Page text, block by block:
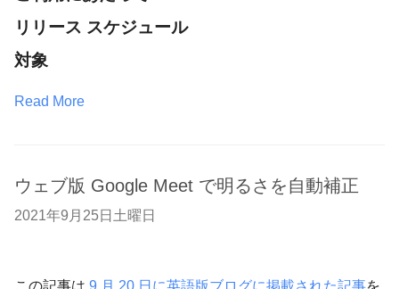
リリース スケジュール
対象
Read More
ウェブ版 Google Meet で明るさを自動補正
2021年9月25日土曜日
この記事は 9 月 20 日に英語版ブログに掲載された記事を